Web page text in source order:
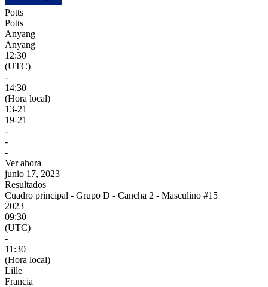
Potts
Potts
Anyang
Anyang
12:30
(UTC)
-
14:30
(Hora local)
13-21
19-21
-
-
-
Ver ahora
junio 17, 2023
Resultados
Cuadro principal - Grupo D - Cancha 2 - Masculino #15
2023
09:30
(UTC)
-
11:30
(Hora local)
Lille
Francia